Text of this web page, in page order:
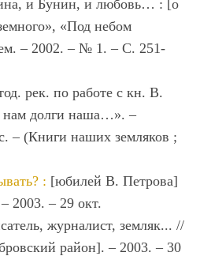
и Бунин, и любовь… : [о
«Под небом
– 2002. – № 1. – С. 251-
рек. по работе с кн. В.
нам долги наша…». –
– (Книги наших земляков ;
: [юбилей В. Петрова]
2003. – 29 окт.
журналист, земляк... //
район]. – 2003. – 30